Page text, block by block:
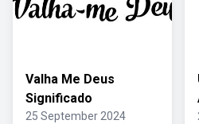
Valha Me Deus
Significado
25 September 2024